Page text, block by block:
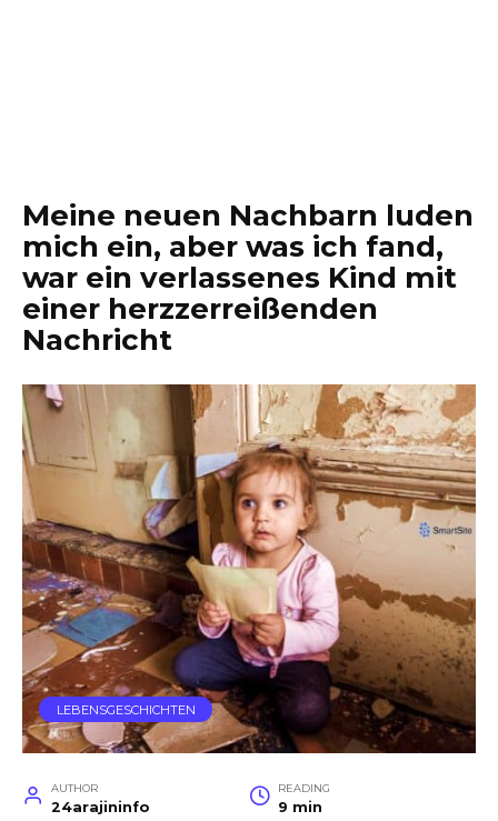
Meine neuen Nachbarn luden
mich ein, aber was ich fand,
war ein verlassenes Kind mit
einer herzzerreißenden
Nachricht
LEBENSGESCHICHTEN
AUTHOR
24arajininfo
READING
9 min